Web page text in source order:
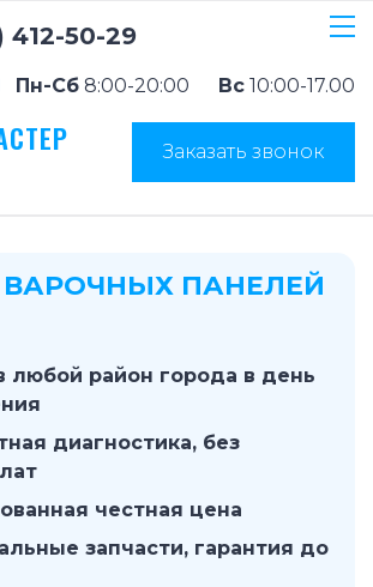
412-50-29
Пн-Сб 8:00-20:00 Вс 10:00-17.00
Заказать звонок
ПАНЕЛЕЙ
любой район города в день
диагностика, без
честная цена
запчасти, гарантия до